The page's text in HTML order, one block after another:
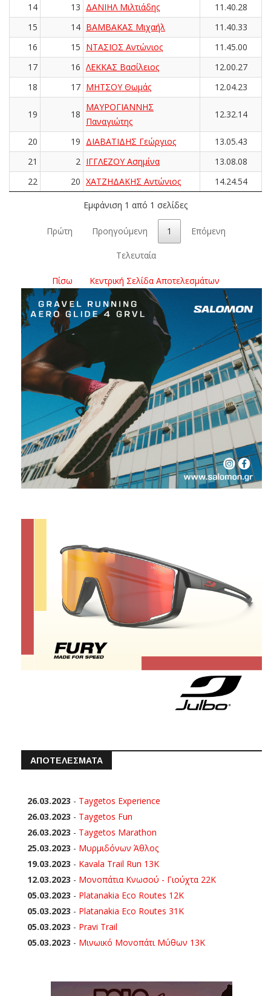
14
13 ΔΑΝΙΗΛ Μιλτιάδης
11.40.28
15
14 ΒΑΜΒΑΚΑΣ Μιχαήλ
11.40.33
16
15 ΝΤΑΣΙΟΣ Αντώνιος
11.45.00
17
16 ΛΕΚΚΑΣ Βασίλειος
12.00.27
18
17 ΜΗΤΣΟΥ Θωμάς 12.04.23
19 18
ΜΑΥΡΟΓΙΑΝΝΗΣ
Παναγιώτης
12.32.14
20 19 ΔΙΑΒΑΤΙΔΗΣ Γεώργιος
13.05.43
21
2 ΙΓΓΛΕΖΟΥ Ασημίνα
13.08.08
22
20 ΧΑΤΖΗΔΑΚΗΣ Αντώνιος 14.24.54
Εμφάνιση 1 από 1 σελίδες
Πρώτη Προηγούμενη 1 Επόμενη
Τελευταία
Πίσω Κεντρική Σελίδα Αποτελεσμάτων
ΑΠΟΤΕΛΕΣΜΑΤΑ
26.03.2023 - Taygetos Experience
26.03.2023 - Taygetos Fun
26.03.2023 - Taygetos Marathon
25.03.2023 - Μυρμιδόνων Άθλος
19.03.2023 - Kavala Trail Run 13K
12.03.2023 - Μονοπάτια Κνωσού - Γιούχτα 22Κ
05.03.2023 - Platanakia Eco Routes 12K
05.03.2023 - Platanakia Eco Routes 31K
05.03.2023 - Pravi Trail
05.03.2023 - Μινωικό Μονοπάτι Μύθων 13Κ